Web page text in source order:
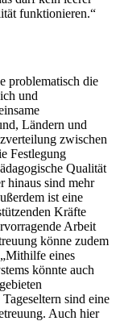
funktionieren.“
problematisch die
und
Ländern und
zwischen
Festlegung
Qualität
hinaus sind mehr
ist eine
Kräfte
Arbeit
könne zudem
eines
könnte auch
sind eine
Auch hier